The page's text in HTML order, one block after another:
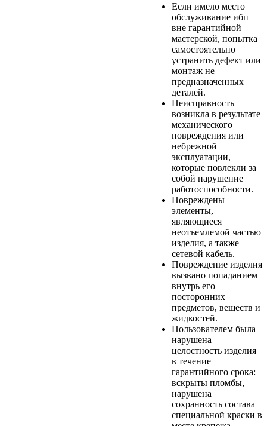
Если имело место
обслуживание ибп
вне гарантийной
мастерской, попытка
самостоятельно
устранить дефект или
монтаж не
предназначенных
деталей.
Неисправность
возникла в результате
механического
повреждения или
небрежной
эксплуатации,
которые повлекли за
собой нарушение
работоспособности.
Повреждены
элементы,
являющиеся
неотъемлемой частью
изделия, а также
сетевой кабель.
Повреждение изделия
вызвано попаданием
внутрь его
посторонних
предметов, веществ и
жидкостей.
Пользователем была
нарушена
целостность изделия
в течение
гарантийного срока:
вскрыты пломбы,
нарушена
сохранность состава
специальной краски в